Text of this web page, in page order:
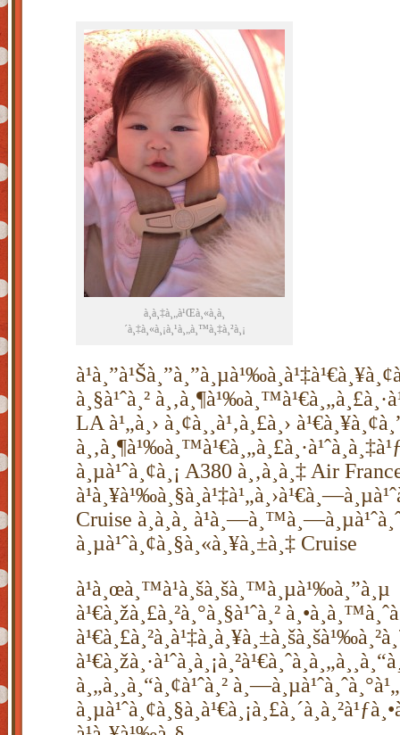
à¸­à¸‡à¸„à¹Œà¸«à¸à¸
´à¸‡à¸«à¸¡à¸¹à¸„à¸™à¸‡à¸²à¸¡
à¸§à¹ˆà¸²
LA à¹„à¸› à¸¢à¸¸à¹‚à¸£à¸›
à¸µà¹ˆà¸¢à¸¡ A380 à¸‚à¸­à¸‡ Air
Cruise à¸­à¸­à¸
à¸µà¹ˆà¸¢à¸§à¸«à¸¥à¸±à¸‡ Cruise
à¹à¸œà¸™à¹à¸šà¸šà¸™à¸µà¹‰à¸”à¸µ
à¹€à¸žà¸£à¸²à¸°à¸§à¹ˆà¸²
à¸„à¸¸à¸“à¸¢à¹ˆà¸²